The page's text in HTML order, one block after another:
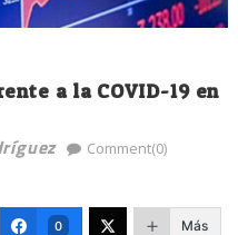
a la COVID-19 en
Comment(0)
0 Más